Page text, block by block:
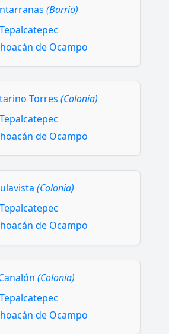
(Barrio)
Tepalcatepec
de Ocampo
Torres (Colonia)
Tepalcatepec
de Ocampo
(Colonia)
Tepalcatepec
de Ocampo
(Colonia)
Tepalcatepec
de Ocampo